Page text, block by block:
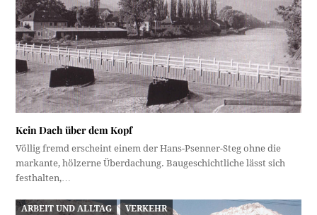
Kein Dach über dem Kopf
Völlig fremd erscheint einem der Hans-Psenner-Steg ohne die
markante, hölzerne Überdachung. Baugeschichtliche lässt sich
festhalten,…
ARBEIT UND ALLTAG VERKEHR